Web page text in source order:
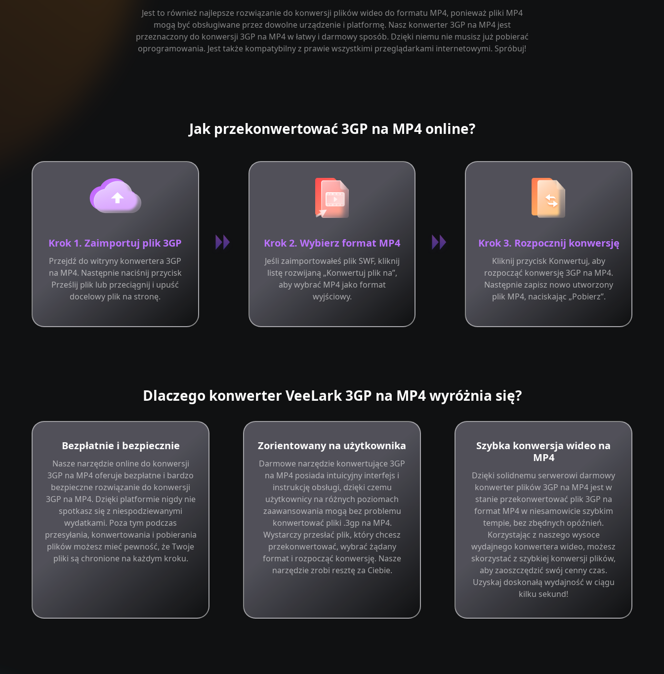
Jest to również najlepsze rozwiązanie do konwersji plików wideo do formatu MP4, ponieważ pliki MP4
mogą być obsługiwane przez dowolne urządzenie i platformę. Nasz konwerter 3GP na MP4 jest
przeznaczony do konwersji 3GP na MP4 w łatwy i darmowy sposób. Dzięki niemu nie musisz już pobierać
oprogramowania. Jest także kompatybilny z prawie wszystkimi przeglądarkami internetowymi. Spróbuj!
Jak przekonwertować 3GP na MP4 online?
Krok 1. Zaimportuj plik 3GP
Przejdź do witryny konwertera 3GP
na MP4. Następnie naciśnij przycisk
Prześlij plik lub przeciągnij i upuść
docelowy plik na stronę.
Krok 2. Wybierz format MP4
Jeśli zaimportowałeś plik SWF, kliknij
listę rozwijaną „Konwertuj plik na”,
aby wybrać MP4 jako format
wyjściowy.
Krok 3. Rozpocznij konwersję
Kliknij przycisk Konwertuj, aby
rozpocząć konwersję 3GP na MP4.
Następnie zapisz nowo utworzony
plik MP4, naciskając „Pobierz”.
Dlaczego konwerter VeeLark 3GP na MP4 wyróżnia się?
Bezpłatnie i bezpiecznie
Nasze narzędzie online do konwersji
3GP na MP4 oferuje bezpłatne i bardzo
bezpieczne rozwiązanie do konwersji
3GP na MP4. Dzięki platformie nigdy nie
spotkasz się z niespodziewanymi
wydatkami. Poza tym podczas
przesyłania, konwertowania i pobierania
plików możesz mieć pewność, że Twoje
pliki są chronione na każdym kroku.
Zorientowany na użytkownika
Darmowe narzędzie konwertujące 3GP
na MP4 posiada intuicyjny interfejs i
instrukcję obsługi, dzięki czemu
użytkownicy na różnych poziomach
zaawansowania mogą bez problemu
konwertować pliki .3gp na MP4.
Wystarczy przesłać plik, który chcesz
przekonwertować, wybrać żądany
format i rozpocząć konwersję. Nasze
narzędzie zrobi resztę za Ciebie.
Szybka konwersja wideo na
MP4
Dzięki solidnemu serwerowi darmowy
konwerter plików 3GP na MP4 jest w
stanie przekonwertować plik 3GP na
format MP4 w niesamowicie szybkim
tempie, bez zbędnych opóźnień.
Korzystając z naszego wysoce
wydajnego konwertera wideo, możesz
skorzystać z szybkiej konwersji plików,
aby zaoszczędzić swój cenny czas.
Uzyskaj doskonałą wydajność w ciągu
kilku sekund!